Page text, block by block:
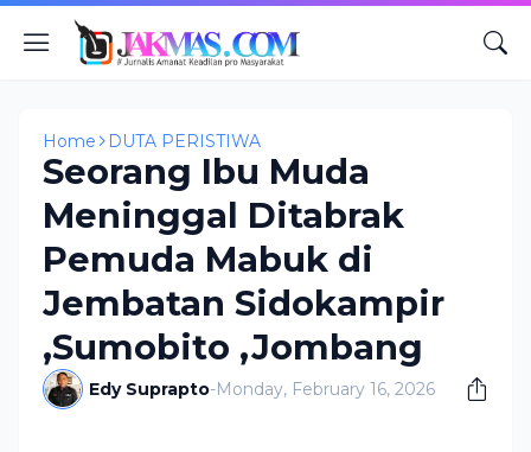
Home DUTA PERISTIWA
Seorang Ibu Muda
Meninggal Ditabrak
Pemuda Mabuk di
Jembatan Sidokampir
,Sumobito ,Jombang
Edy Suprapto-Monday, February 16, 2026